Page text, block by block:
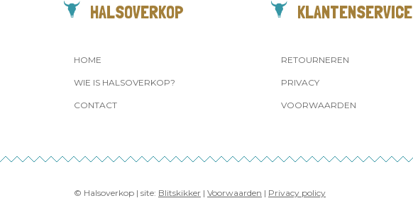
HALSOVERKOP
HOME
WIE IS HALSOVERKOP?
CONTACT
KLANTENSERVICE
RETOURNEREN
PRIVACY
VOORWAARDEN
© Halsoverkop | site: Blitskikker | Voorwaarden | Privacy policy